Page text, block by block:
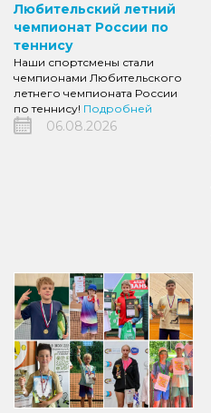
Любительский летний
чемпионат России по
теннису
Наши спортсмены стали
чемпионами Любительского
летнего чемпионата России
по теннису! Подробней
06.08.2026